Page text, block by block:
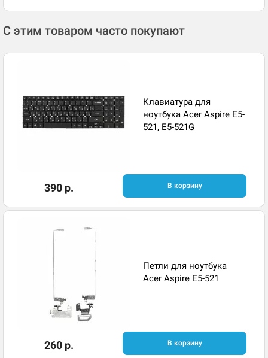
С этим товаром часто покупают
Клавиатура для
ноутбука Acer Aspire E5-
521, E5-521G
390 р. В корзину
Петли для ноутбука
Acer Aspire E5-521
260 р. В корзину